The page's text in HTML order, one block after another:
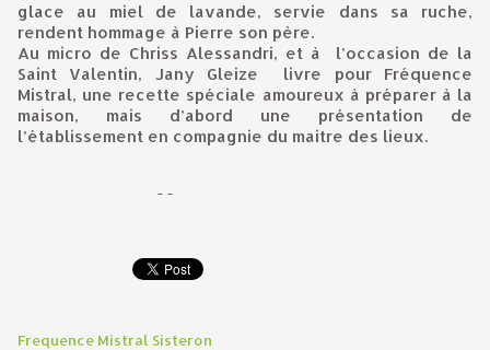
glace au miel de lavande, servie dans sa ruche,
rendent hommage à Pierre son père.
Au micro de Chriss Alessandri, et à l’occasion de la
Saint Valentin, Jany Gleize livre pour Fréquence
Mistral, une recette spéciale amoureux à préparer à la
maison, mais d’abord une présentation de
l’établissement en compagnie du maitre des lieux.
              --
Frequence Mistral Sisteron